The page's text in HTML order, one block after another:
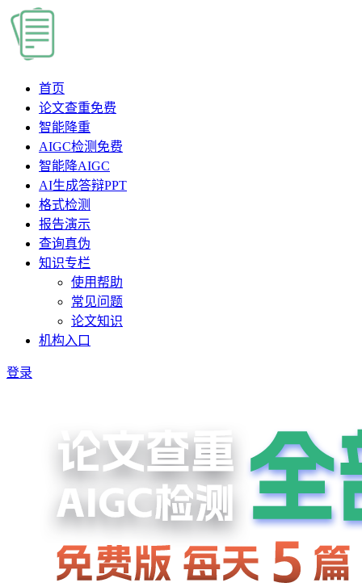
首页
论文查重免费
智能降重
AIGC检测 免费
智能降AIGC
AI生成答辩PPT
格式检测
报告演示
查询真伪
知识专栏
使用帮助
常见问题
论文知识
机构入口
登录